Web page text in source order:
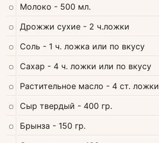
Молоко - 500 мл.
Дрожжи сухие - 2 ч.ложки
Соль - 1 ч. ложка или по вкусу
Сахар - 4 ч. ложки или по вкусу
Растительное масло - 4 ст. ложки
Сыр твердый - 400 гр.
Брынза - 150 гр.